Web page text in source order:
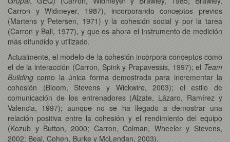
Carron y Widmeyer, 1987), incorporando conceptos previos
(Martens y Petersen, 1971) y la cohesión social y por la tarea
(Carron y Ball, 1977), y que es ahora el instrumento de medición
más difundido y utilizado.
Actualmente, el modelo de la cohesión incorpora conceptos como
el de la interacción (Carron, Spink y Prapavessis, 1997); el Team
Building como la única forma demostrada para incrementar la
cohesión (Bloom, Stevens y Wickwire, 2003); el estilo de
comunicación de los entrenadores (Alzate, Lázaro, Ramírez y
Valencia, 1997); aunque no se ha llegado a demostrar una
relación positiva entre la cohesión y el rendimiento del equipo
(Kozub y Button, 2000; Carron, Colman, Wheeler y Stevens,
2002; Beal, Cohen, Burke y McLendan, 2003).